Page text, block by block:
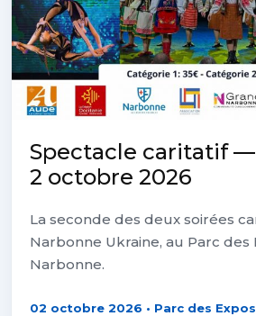
Spectacle caritatif
2 octobre 2026
La seconde des deux soirées
Narbonne Ukraine, au Parc des
Narbonne.
02 octobre 2026 • Parc des